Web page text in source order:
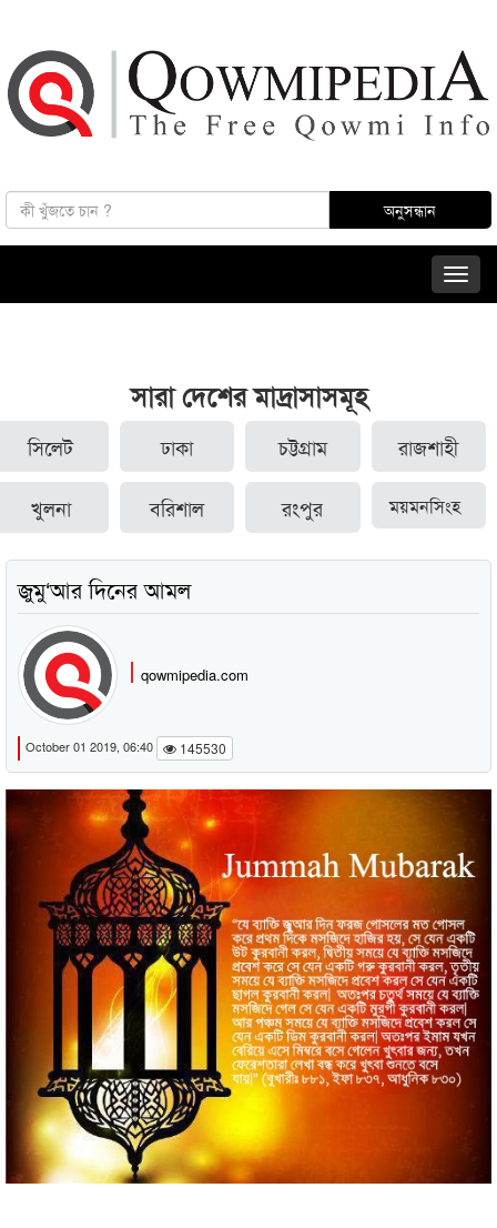
সারা দেশের মাদ্রাসাসমূহ
সিলেট ঢাকা চট্টগ্রাম রাজশাহী
খুলনা বরিশাল রংপুর ময়মনসিংহ
জুমু‘আর দিনের আমল
qowmipedia.com
October 01 2019, 06:40 145530